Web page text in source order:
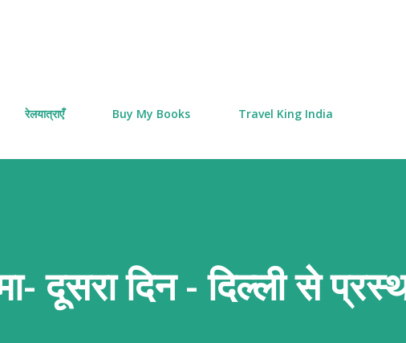
रेलयात्राएँ Buy My Books Travel King India
दूसरा दिन - दिल्ली से